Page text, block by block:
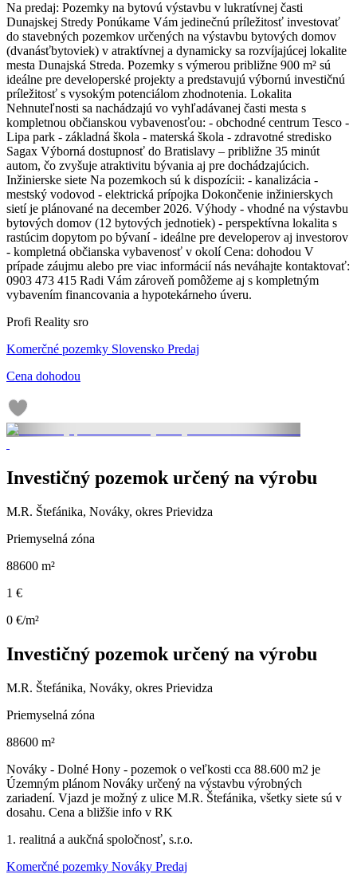
Na predaj: Pozemky na bytovú výstavbu v lukratívnej časti
Dunajskej Stredy Ponúkame Vám jedinečnú príležitosť investovať
do stavebných pozemkov určených na výstavbu bytových domov
(dvanásťbytoviek) v atraktívnej a dynamicky sa rozvíjajúcej lokalite
mesta Dunajská Streda. Pozemky s výmerou približne 900 m² sú
ideálne pre developerské projekty a predstavujú výbornú investičnú
príležitosť s vysokým potenciálom zhodnotenia. Lokalita
Nehnuteľnosti sa nachádzajú vo vyhľadávanej časti mesta s
kompletnou občianskou vybavenosťou: - obchodné centrum Tesco -
Lipa park - základná škola - materská škola - zdravotné stredisko
Sagax Výborná dostupnosť do Bratislavy – približne 35 minút
autom, čo zvyšuje atraktivitu bývania aj pre dochádzajúcich.
Inžinierske siete Na pozemkoch sú k dispozícii: - kanalizácia -
mestský vodovod - elektrická prípojka Dokončenie inžinierskych
sietí je plánované na december 2026. Výhody - vhodné na výstavbu
bytových domov (12 bytových jednotiek) - perspektívna lokalita s
rastúcim dopytom po bývaní - ideálne pre developerov aj investorov
- kompletná občianska vybavenosť v okolí Cena: dohodou V
prípade záujmu alebo pre viac informácií nás neváhajte kontaktovať:
0903 473 415 Radi Vám zároveň pomôžeme aj s kompletným
vybavením financovania a hypotekárneho úveru.
Profi Reality sro
Komerčné pozemky Slovensko Predaj
Cena dohodou
Investičný pozemok určený na výrobu
M.R. Štefánika, Nováky, okres Prievidza
Priemyselná zóna
88600 m²
1 €
0 €/m²
Investičný pozemok určený na výrobu
M.R. Štefánika, Nováky, okres Prievidza
Priemyselná zóna
88600 m²
Nováky - Dolné Hony - pozemok o veľkosti cca 88.600 m2 je
Územným plánom Nováky určený na výstavbu výrobných
zariadení. Vjazd je možný z ulice M.R. Štefánika, všetky siete sú v
dosahu. Cena a bližšie info v RK
1. realitná a aukčná spoločnosť, s.r.o.
Komerčné pozemky Nováky Predaj